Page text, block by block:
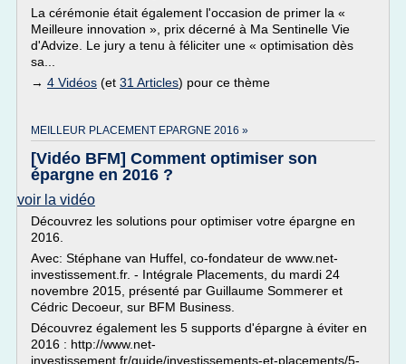
La cérémonie était également l'occasion de primer la «
Meilleure innovation », prix décerné à Ma Sentinelle Vie
d'Advize. Le jury a tenu à féliciter une « optimisation dès
sa...
→ 4 Vidéos (et 31 Articles) pour ce thème
MEILLEUR PLACEMENT EPARGNE 2016 »
[Vidéo BFM] Comment optimiser son
épargne en 2016 ?
voir la vidéo
Découvrez les solutions pour optimiser votre épargne en
2016.
Avec: Stéphane van Huffel, co-fondateur de www.net-
investissement.fr. - Intégrale Placements, du mardi 24
novembre 2015, présenté par Guillaume Sommerer et
Cédric Decoeur, sur BFM Business.
Découvrez également les 5 supports d'épargne à éviter en
2016 : http://www.net-
investissement.fr/guide/investissements-et-placements/5-